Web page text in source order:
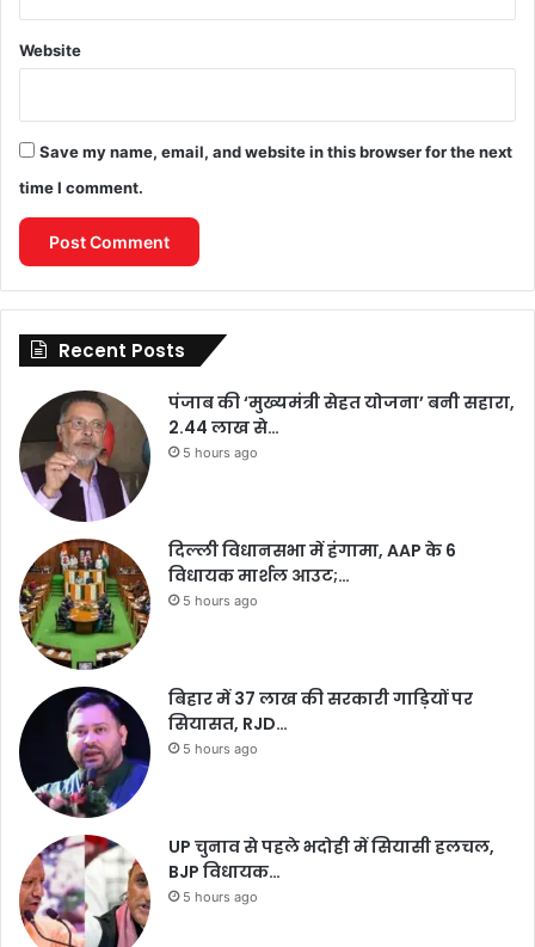
Website
Save my name, email, and website in this browser for the next
time I comment.
Recent Posts
पंजाब की ‘मुख्यमंत्री सेहत योजना’ बनी सहारा,
2.44 लाख से…
5 hours ago
दिल्ली विधानसभा में हंगामा, AAP के 6
विधायक मार्शल आउट;…
5 hours ago
बिहार में 37 लाख की सरकारी गाड़ियों पर
सियासत, RJD…
5 hours ago
UP चुनाव से पहले भदोही में सियासी हलचल,
BJP विधायक…
5 hours ago